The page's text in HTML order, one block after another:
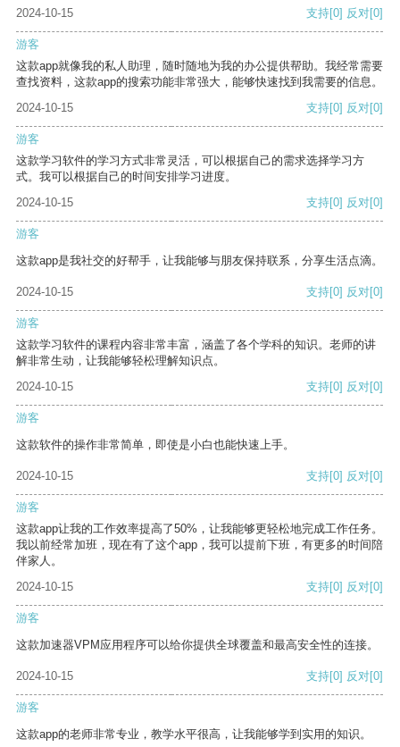
2024-10-15 支持[0] 反对[0]
游客
这款app就像我的私人助理，随时随地为我的办公提供帮助。我经常需要
查找资料，这款app的搜索功能非常强大，能够快速找到我需要的信息。
2024-10-15
支持[0] 反对[0]
游客
这款学习软件的学习方式非常灵活，可以根据自己的需求选择学习方
式。我可以根据自己的时间安排学习进度。
2024-10-15
支持[0] 反对[0]
游客
这款app是我社交的好帮手，让我能够与朋友保持联系，分享生活点滴。
2024-10-15 支持[0] 反对[0]
游客
这款学习软件的课程内容非常丰富，涵盖了各个学科的知识。老师的讲
解非常生动，让我能够轻松理解知识点。
2024-10-15
支持[0] 反对[0]
游客
这款软件的操作非常简单，即使是小白也能快速上手。
2024-10-15 支持[0] 反对[0]
游客
这款app让我的工作效率提高了50%，让我能够更轻松地完成工作任务。
我以前经常加班，现在有了这个app，我可以提前下班，有更多的时间陪
伴家人。
2024-10-15
支持[0] 反对[0]
游客
这款加速器VPM应用程序可以给你提供全球覆盖和最高安全性的连接。
2024-10-15 支持[0] 反对[0]
游客
这款app的老师非常专业，教学水平很高，让我能够学到实用的知识。